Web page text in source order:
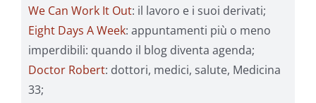
We Can Work It Out: il lavoro e i suoi derivati;
Eight Days A Week: appuntamenti più o meno
imperdibili: quando il blog diventa agenda;
Doctor Robert: dottori, medici, salute, Medicina
33;